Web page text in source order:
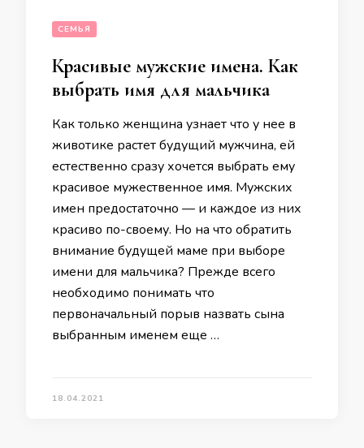
СЕМЬЯ
Красивые мужские имена. Как
выбрать имя для мальчика
Как только женщина узнает что у нее в
животике растет будущий мужчина, ей
естественно сразу хочется выбрать ему
красивое мужественное имя. Мужских
имен предостаточно — и каждое из них
красиво по-своему. Но на что обратить
внимание будущей маме при выборе
имени для мальчика? Прежде всего
необходимо понимать что
первоначальный порыв назвать сына
выбранным именем еще …
18.04.2021